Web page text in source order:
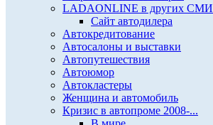
LADAONLINE в других СМИ
Сайт автодилера
Автокредитование
Автосалоны и выставки
Автопутешествия
Автоюмор
Автокластеры
Женщина и автомобиль
Кризис в автопроме 2008-...